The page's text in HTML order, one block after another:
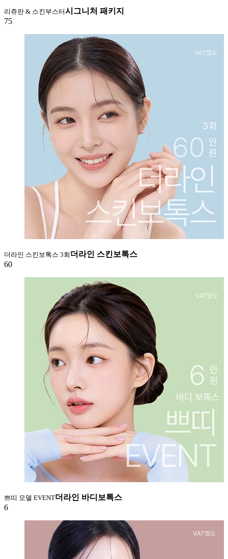
리쥬란 & 스킨부스터시그니처 패키지
75
더라인 스킨보톡스 3회 더라인 스킨보톡스
60
쁘띠 모델 EVENT더라인 바디보톡스
6